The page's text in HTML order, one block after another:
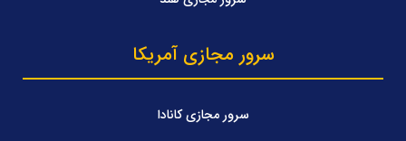
سرور مجازی آمریکا
سرور مجازی کانادا